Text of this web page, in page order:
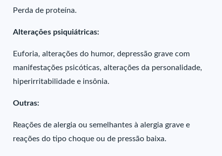
Perda de proteína.
Alterações psiquiátricas:
Euforia, alterações do humor, depressão grave com
manifestações psicóticas, alterações da personalidade,
hiperirritabilidade e insônia.
Outras:
Reações de alergia ou semelhantes à alergia grave e
reações do tipo choque ou de pressão baixa.